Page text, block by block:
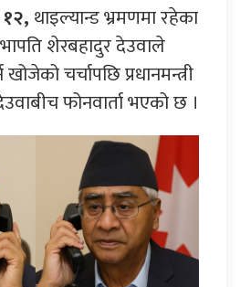
थाइल्यान्ड भ्रमणमा रहेका
शेरबहादुर देउवाले
चर्चापछि प्रधानमन्त्री
फोनवार्ता भएको छ ।